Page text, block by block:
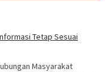
Tetap Sesuai
Masyarakat